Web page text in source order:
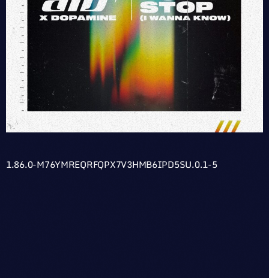
1.86.0-M76YMREQRFQPX7V3HMB6IPD5SU.0.1-5